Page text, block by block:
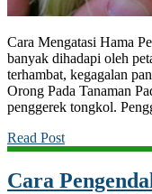
Cara Mengatasi Hama
banyak dihadapi oleh
terhambat, kegagalan
Orong Pada Tanaman
penggerek tongkol.
Read Post
Cara